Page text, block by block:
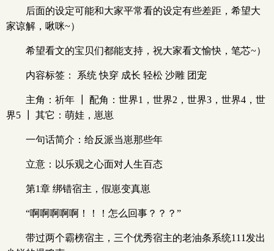
后面的设定可能和大家平常看的设定有些差距，希望大
家谅解，啾咪~）
希望看文的宝贝们都能支持，祝大家看文愉快，笔芯~）
内容标签： 系统 快穿 成长 轻松 沙雕 团宠
主角：祈年 ┃ 配角：世界1，世界2，世界3，世界4，世
界5 ┃ 其它：萌娃，崽崽
一句话简介：给反派当崽那些年
立意：以乐观之心面对人生百态
第1章 绑错宿主，假崽变真崽
“啊啊啊啊啊！！！怎么回事？？？”
带过两个霸榜宿主，三个优秀宿主的老油条系统111发出